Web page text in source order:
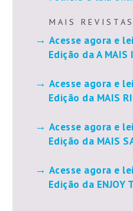
M A I S R E V I S T A S
Acesse agora e
Edição da A MAIS
Acesse agora e
Edição da MAIS
Acesse agora e
Edição da MAIS
Acesse agora e
Edição da ENJOY